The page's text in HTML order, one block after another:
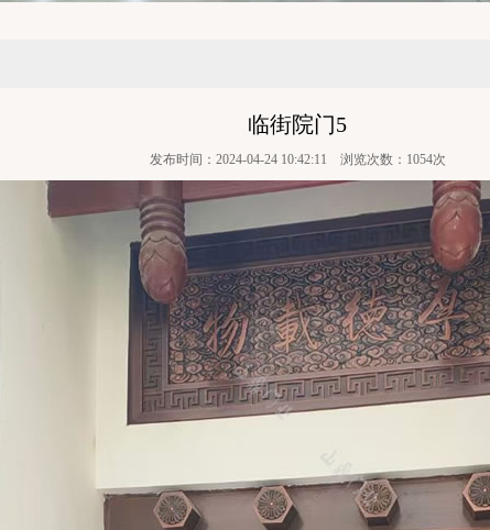
临街院门5
发布时间：2024-04-24 10:42:11 浏览次数：1054次